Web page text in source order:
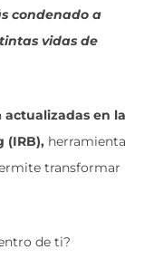
condenado a
vidas de
actualizadas en la
(IRB), herramienta
transformar
de ti?